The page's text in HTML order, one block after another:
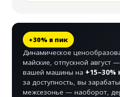
+30% в пик
Динамическое
майские, отпускной август
вашей машины на +15–30%
за доступность, вы
межсезонье — наоборот,